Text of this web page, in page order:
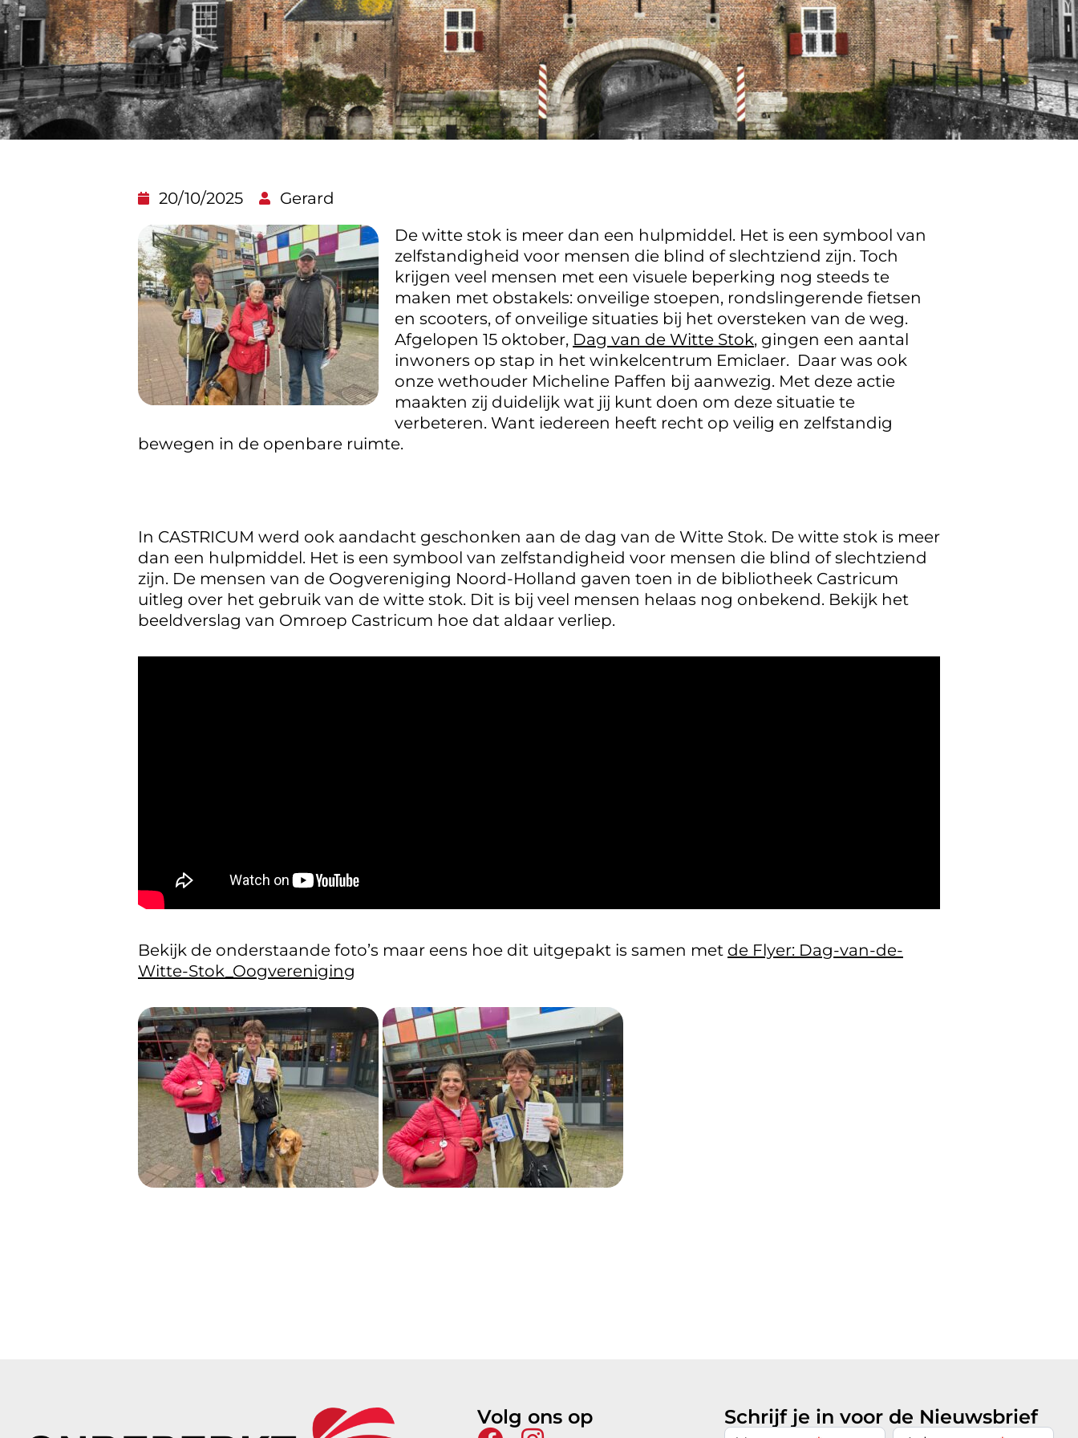
20/10/2025
Gerard
De witte stok is meer dan een hulpmiddel. Het is een symbool van
zelfstandigheid voor mensen die blind of slechtziend zijn. Toch
krijgen veel mensen met een visuele beperking nog steeds te
maken met obstakels: onveilige stoepen, rondslingerende fietsen
en scooters, of onveilige situaties bij het oversteken van de weg.
Afgelopen 15 oktober, Dag van de Witte Stok, gingen een aantal
inwoners op stap in het winkelcentrum Emiclaer. Daar was ook
onze wethouder Micheline Paffen bij aanwezig. Met deze actie
maakten zij duidelijk wat jij kunt doen om deze situatie te
verbeteren. Want iedereen heeft recht op veilig en zelfstandig
bewegen in de openbare ruimte.
In CASTRICUM werd ook aandacht geschonken aan de dag van de Witte Stok. De witte stok is meer
dan een hulpmiddel. Het is een symbool van zelfstandigheid voor mensen die blind of slechtziend
zijn. De mensen van de Oogvereniging Noord-Holland gaven toen in de bibliotheek Castricum
uitleg over het gebruik van de witte stok. Dit is bij veel mensen helaas nog onbekend. Bekijk het
beeldverslag van Omroep Castricum hoe dat aldaar verliep.
Bekijk de onderstaande foto’s maar eens hoe dit uitgepakt is samen met de Flyer: Dag-van-de-
Witte-Stok_Oogvereniging
Volg ons op Schrijf je in voor de Nieuwsbrief
Nieuwsbrief